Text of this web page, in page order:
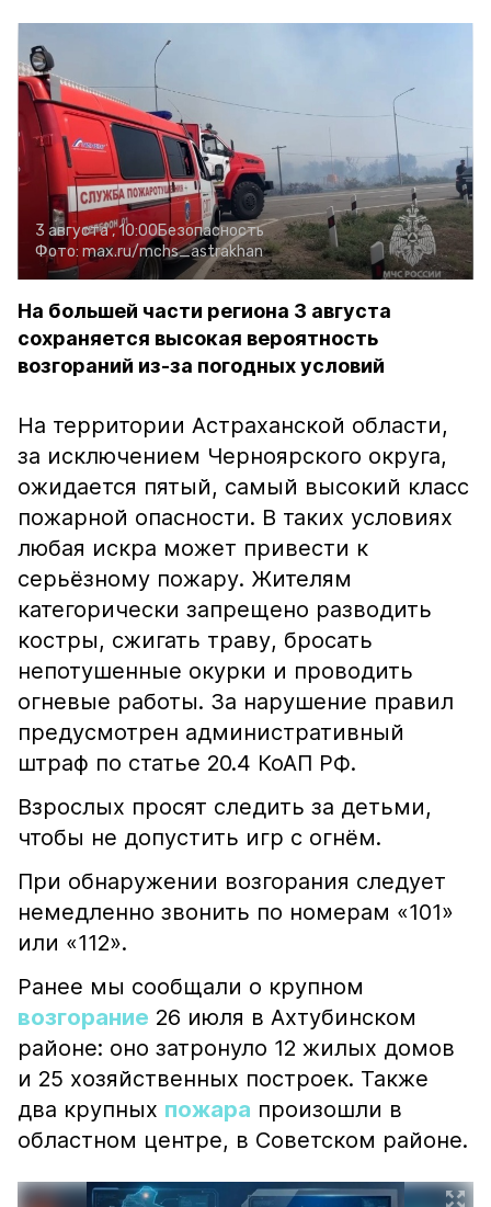
3 августа , 10:00Безопасность
Фото: max.ru/mchs_astrakhan
На большей части региона 3 августа
сохраняется высокая вероятность
возгораний из-за погодных условий
На территории Астраханской области,
за исключением Черноярского округа,
ожидается пятый, самый высокий класс
пожарной опасности. В таких условиях
любая искра может привести к
серьёзному пожару. Жителям
категорически запрещено разводить
костры, сжигать траву, бросать
непотушенные окурки и проводить
огневые работы. За нарушение правил
предусмотрен административный
штраф по статье 20.4 КоАП РФ.
Взрослых просят следить за детьми,
чтобы не допустить игр с огнём.
При обнаружении возгорания следует
немедленно звонить по номерам «101»
или «112».
Ранее мы сообщали о крупном
возгорание 26 июля в Ахтубинском
районе: оно затронуло 12 жилых домов
и 25 хозяйственных построек. Также
два крупных пожара произошли в
областном центре, в Советском районе.